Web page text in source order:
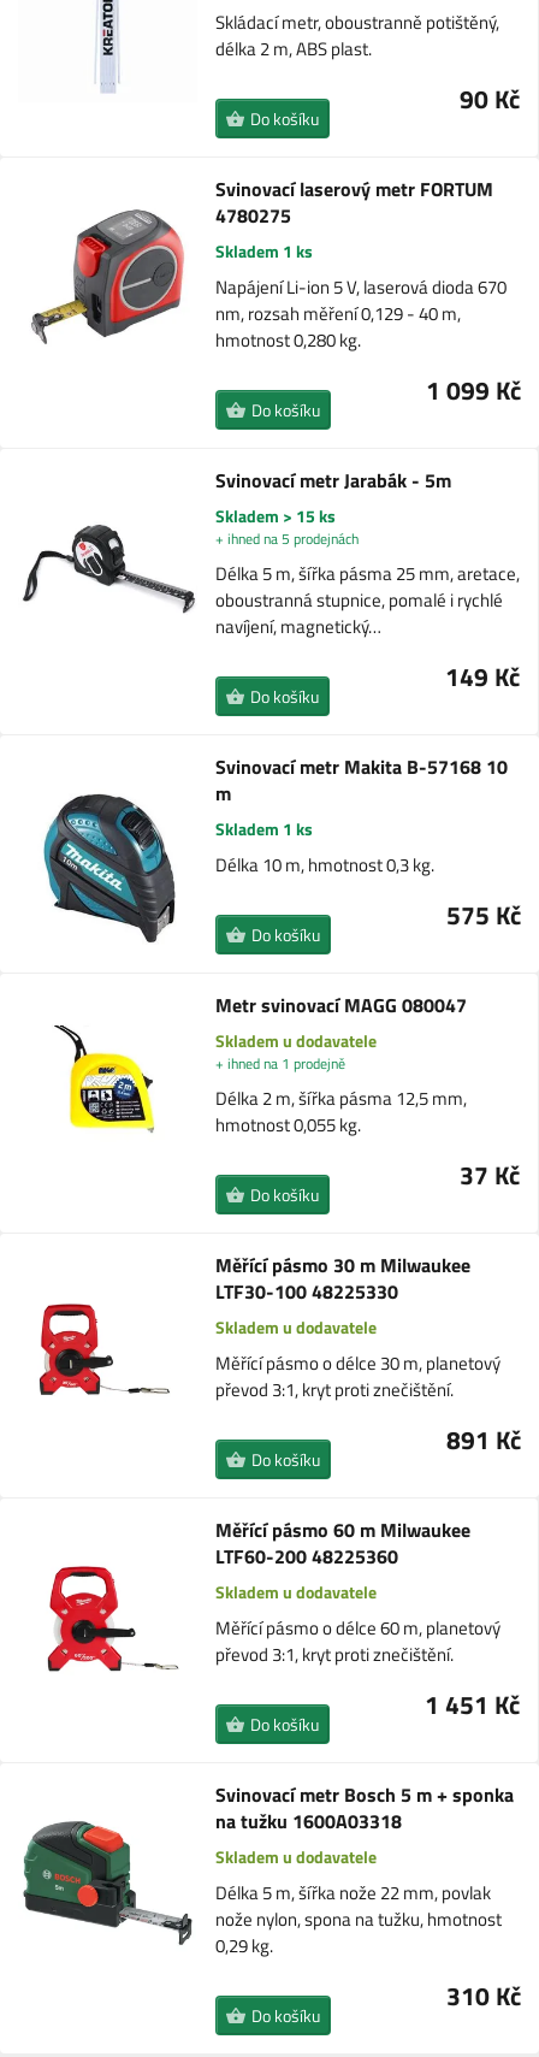
Skládací metr, oboustranně potištěný,
délka 2 m, ABS plast.
90 Kč
Do košíku
Svinovací laserový metr FORTUM
4780275
Skladem 1 ks
Napájení Li-ion 5 V, laserová dioda 670
nm, rozsah měření 0,129 - 40 m,
hmotnost 0,280 kg.
1 099 Kč
Do košíku
Svinovací metr Jarabák - 5m
Skladem > 15 ks
+ ihned na 5 prodejnách
Délka 5 m, šířka pásma 25 mm, aretace,
oboustranná stupnice, pomalé i rychlé
navíjení, magnetický…
149 Kč
Do košíku
Svinovací metr Makita B-57168 10
m
Skladem 1 ks
Délka 10 m, hmotnost 0,3 kg.
575 Kč
Do košíku
Metr svinovací MAGG 080047
Skladem u dodavatele
+ ihned na 1 prodejně
Délka 2 m, šířka pásma 12,5 mm,
hmotnost 0,055 kg.
37 Kč
Do košíku
Měřící pásmo 30 m Milwaukee
LTF30-100 48225330
Skladem u dodavatele
Měřící pásmo o délce 30 m, planetový
převod 3:1, kryt proti znečištění.
891 Kč
Do košíku
Měřící pásmo 60 m Milwaukee
LTF60-200 48225360
Skladem u dodavatele
Měřící pásmo o délce 60 m, planetový
převod 3:1, kryt proti znečištění.
1 451 Kč
Do košíku
Svinovací metr Bosch 5 m + sponka
na tužku 1600A03318
Skladem u dodavatele
Délka 5 m, šířka nože 22 mm, povlak
nože nylon, spona na tužku, hmotnost
0,29 kg.
310 Kč
Do košíku